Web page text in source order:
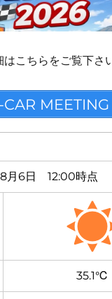
はこちらをご覧下さ
CAR MEETING
8月6日 12:00時点
35.1℃